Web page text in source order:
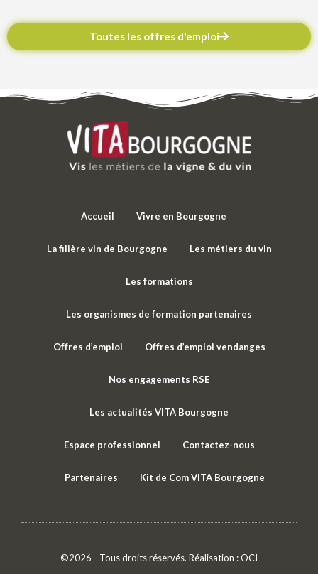
Toutes les offres d'emploi
Accueil Vivre en Bourgogne
La filière vin de Bourgogne Les métiers du vin
Les formations
Les organismes de formation partenaires
Offres d’emploi Offres d’emploi vendanges
Nos engagements RSE
Les actualités VITA Bourgogne
Espace professionnel Contactez-nous
Partenaires Kit de Com VITA Bourgogne
©2026 - Tous droits réservés. Réalisation :OCI